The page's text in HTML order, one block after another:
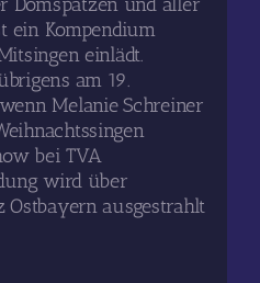
ein Kompendium
einlädt.
am 19.
Melanie Schreiner
bei TVA
wird über
Ostbayern ausgestrahlt